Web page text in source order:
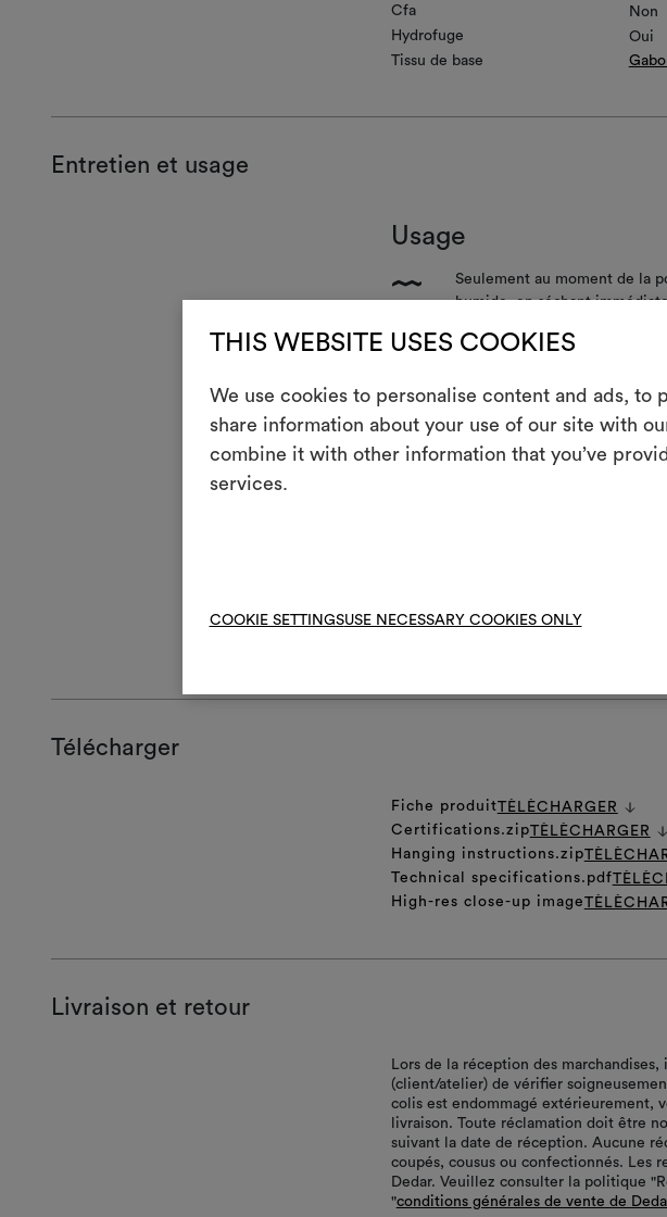
THIS WEBSITE USES COOKIES
We use cookies to personalise content and ads,
share information about your use of our site with
combine it with other information that you’ve
services.
COOKIE SETTINGSUSE NECESSARY COOKIES ONLY
Cfa
Non
Hydrofuge
Oui
Tissu de base
Entretien et usage
Usage
{
Seulement au moment de la
humide, en séchant
o Inutile de raccorder
n Appliquer la colle
Télécharger
Fiche produitTÈLÈCHARGER
Certifications.zipTÈLÈCHARGER
Hanging instructions.zip
Technical specifications.pdf
High-res close-up image
Livraison et retour
Lors de la réception des
(client/atelier) de vérifier
colis est endommagé extérieurement,
livraison. Toute réclamation doit être
suivant la date de réception. Aucune
coupés, cousus ou confectionnés. Les
Dedar. Veuillez consulter la politique
"conditions générales de vente de